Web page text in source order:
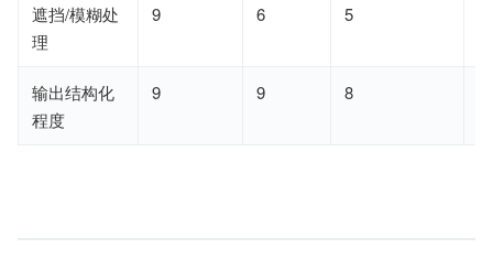
遮挡/模糊处
理
9 6 5
输出结构化
程度
9 9 8